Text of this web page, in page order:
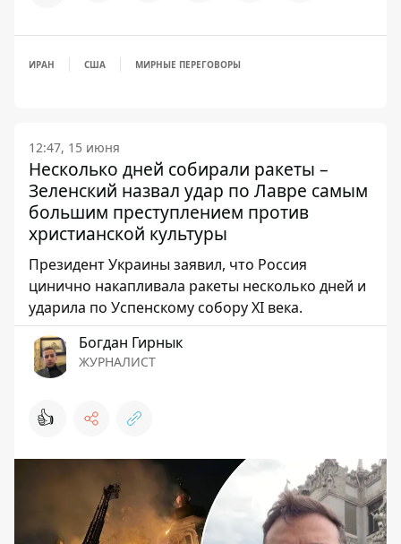
ИРАН США МИРНЫЕ ПЕРЕГОВОРЫ
12:47, 15 июня
Несколько дней собирали ракеты –
Зеленский назвал удар по Лавре самым
большим преступлением против
христианской культуры
Президент Украины заявил, что Россия
цинично накапливала ракеты несколько дней и
ударила по Успенскому собору XI века.
Богдан Гирнык
ЖУРНАЛИСТ
👍